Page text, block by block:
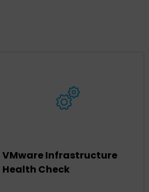
VMware Infrastructure
Health Check